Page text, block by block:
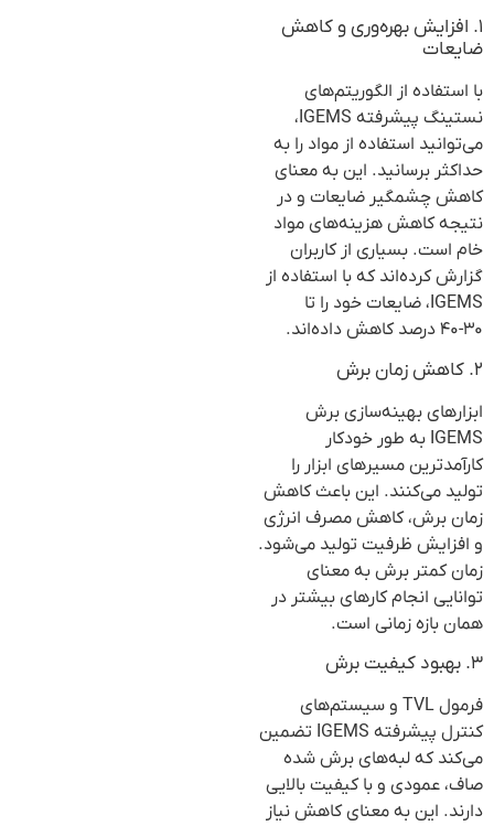
۱. افزایش بهره‌وری و کاهش
ضایعات
با استفاده از الگوریتم‌های
نستینگ پیشرفته IGEMS،
می‌توانید استفاده از مواد را به
حداکثر برسانید. این به معنای
کاهش چشمگیر ضایعات و در
نتیجه کاهش هزینه‌های مواد
خام است. بسیاری از کاربران
گزارش کرده‌اند که با استفاده از
IGEMS، ضایعات خود را تا
۳۰-۴۰ درصد کاهش داده‌اند.
۲. کاهش زمان برش
ابزارهای بهینه‌سازی برش
IGEMS به طور خودکار
کارآمدترین مسیرهای ابزار را
تولید می‌کنند. این باعث کاهش
زمان برش، کاهش مصرف انرژی
و افزایش ظرفیت تولید می‌شود.
زمان کمتر برش به معنای
توانایی انجام کارهای بیشتر در
همان بازه زمانی است.
۳. بهبود کیفیت برش
فرمول TVL و سیستم‌های
کنترل پیشرفته IGEMS تضمین
می‌کند که لبه‌های برش شده
صاف، عمودی و با کیفیت بالایی
دارند. این به معنای کاهش نیاز